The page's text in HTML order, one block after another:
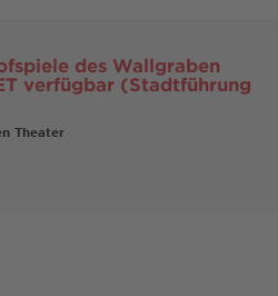
des Wallgraben
verfügbar (Stadtführung
Theater